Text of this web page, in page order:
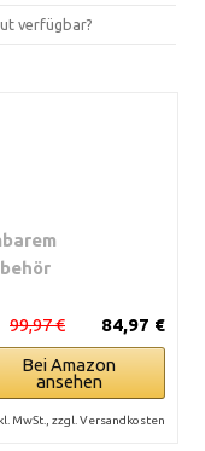
verfügbar?
84,97 €
99,97 €
Bei Amazon
ansehen
MwSt., zzgl. Versandkosten